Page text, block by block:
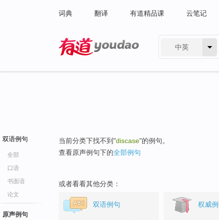
词典 翻译 有道精品课 云笔记
中英
双语例句
全部
口语
书面语
论文
原声例句
当前分类下找不到"discase"的例句。
查看原声例句下的全部例句
或者看看其他分类：
双语例句 权威